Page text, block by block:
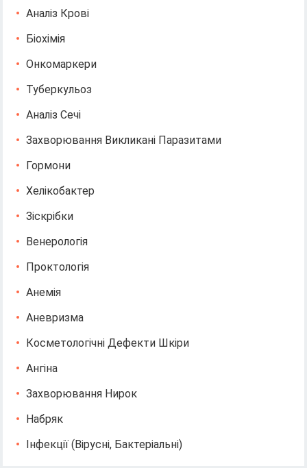
Аналіз Крові
Біохімія
Онкомаркери
Туберкульоз
Аналіз Сечі
Захворювання Викликані Паразитами
Гормони
Хелікобактер
Зіскрібки
Венерологія
Проктологія
Анемія
Аневризма
Косметологічні Дефекти Шкіри
Ангіна
Захворювання Нирок
Набряк
Інфекції (вірусні, Бактеріальні)